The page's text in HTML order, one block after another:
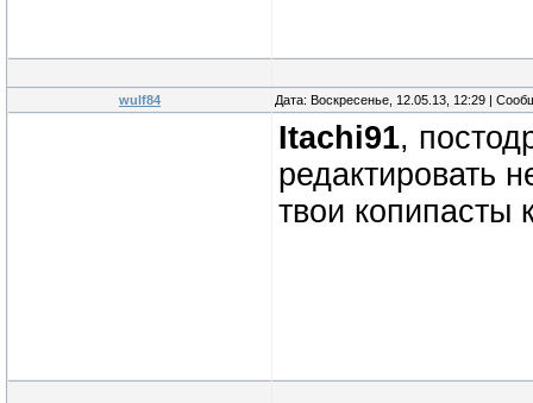
wulf84 Дата: Воскресенье, 12.05.13, 12:29 |
Itachi91,
редактировать
твои копипасты